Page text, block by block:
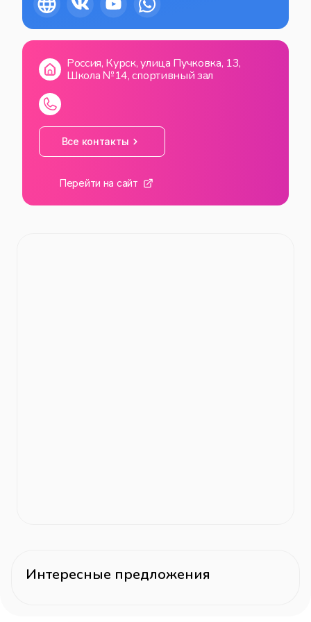
СБ
Россия, Курск, улица Пучковка, 13,
Школа №14, спортивный зал
Все контакты
Перейти на сайт
Интересные предложения